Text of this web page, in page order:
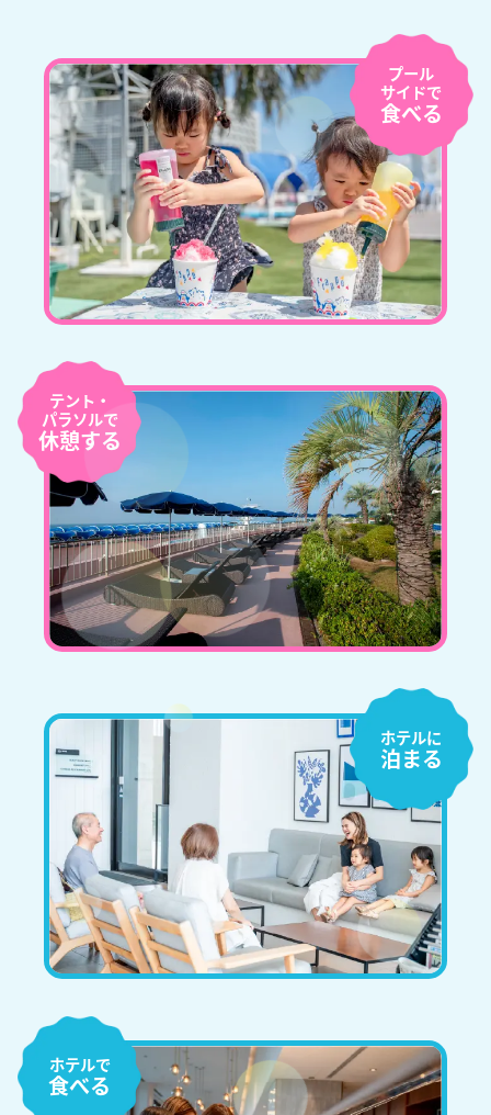
プール
サイドで
食べる
テント・
パラソルで
休憩する
ホテルに
泊まる
ホテルで
食べる